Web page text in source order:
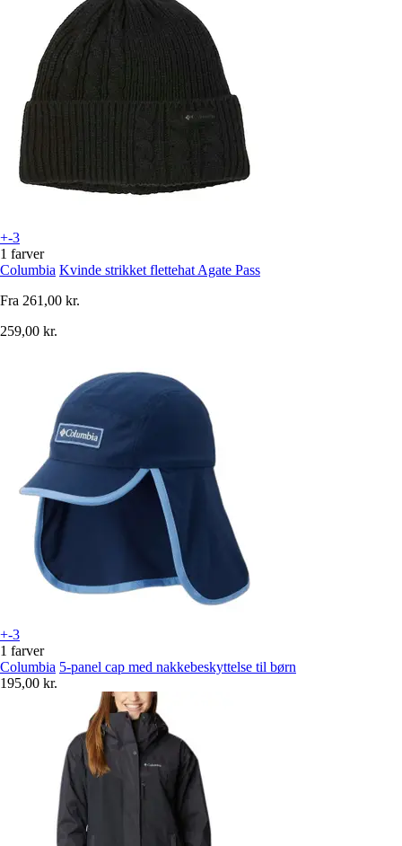
+-3
1 farver
Columbia Kvinde strikket flettehat Agate Pass
Fra 261,00 kr.
259,00 kr.
+-3
1 farver
Columbia 5-panel cap med nakkebeskyttelse til børn
195,00 kr.